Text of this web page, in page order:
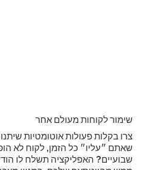
שימור לקוחות מעולם אחר
צרו בקלות פעולות אוטומטיות
שאתם ״עליו״ כל הזמן, לקוח לא